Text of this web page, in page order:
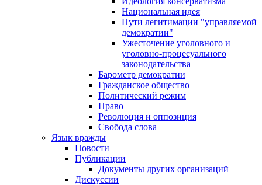
Национальная идея
Пути легитимации "управляемой
демократии"
Ужесточение уголовного и
уголовно-процесуального
законодательства
Барометр демократии
Гражданское общество
Политический режим
Право
Революция и оппозиция
Свобода слова
Язык вражды
Новости
Публикации
Документы других организаций
Дискуссии